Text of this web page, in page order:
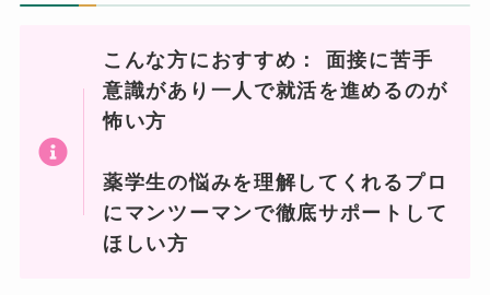
こんな方におすすめ：
面接に苦手
意識があり一人で就活を進めるのが
怖い方
薬学生の悩みを理解してくれるプロ
にマンツーマンで徹底サポートして
ほしい方